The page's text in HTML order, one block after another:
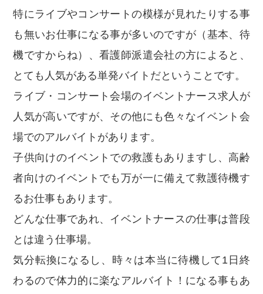
特にライブやコンサートの模様が見れたりする事
も無いお仕事になる事が多いのですが（基本、待
機ですからね）、看護師派遣会社の方によると、
とても人気がある単発バイトだということです。
ライブ・コンサート会場のイベントナース求人が
人気が高いですが、その他にも色々なイベント会
場でのアルバイトがあります。
子供向けのイベントでの救護もありますし、高齢
者向けのイベントでも万が一に備えて救護待機す
るお仕事もあります。
どんな仕事であれ、イベントナースの仕事は普段
とは違う仕事場。
気分転換になるし、時々は本当に待機して1日終
わるので体力的に楽なアルバイト！になる事もあ